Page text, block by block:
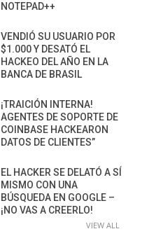
NOTEPAD++
VENDIÓ SU USUARIO POR
$1.000 Y DESATÓ EL
HACKEO DEL AÑO EN LA
BANCA DE BRASIL
¡TRAICIÓN INTERNA!
AGENTES DE SOPORTE DE
COINBASE HACKEARON
DATOS DE CLIENTES”
EL HACKER SE DELATÓ A SÍ
MISMO CON UNA
BÚSQUEDA EN GOOGLE –
¡NO VAS A CREERLO!
VIEW ALL